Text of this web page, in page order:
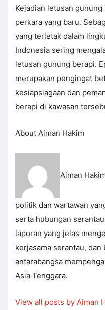
Kejadian letusan
perkara yang baru.
yang terletak dalam
Indonesia sering
letusan gunung berapi.
merupakan pengingat
kesiapsiagaan dan
berapi di kawasan
About Aiman Hakim
Aiman
politik dan wartawan
serta hubungan
laporan yang jelas
kerjasama serantau,
antarabangsa
Asia Tenggara.
View all posts by Aiman